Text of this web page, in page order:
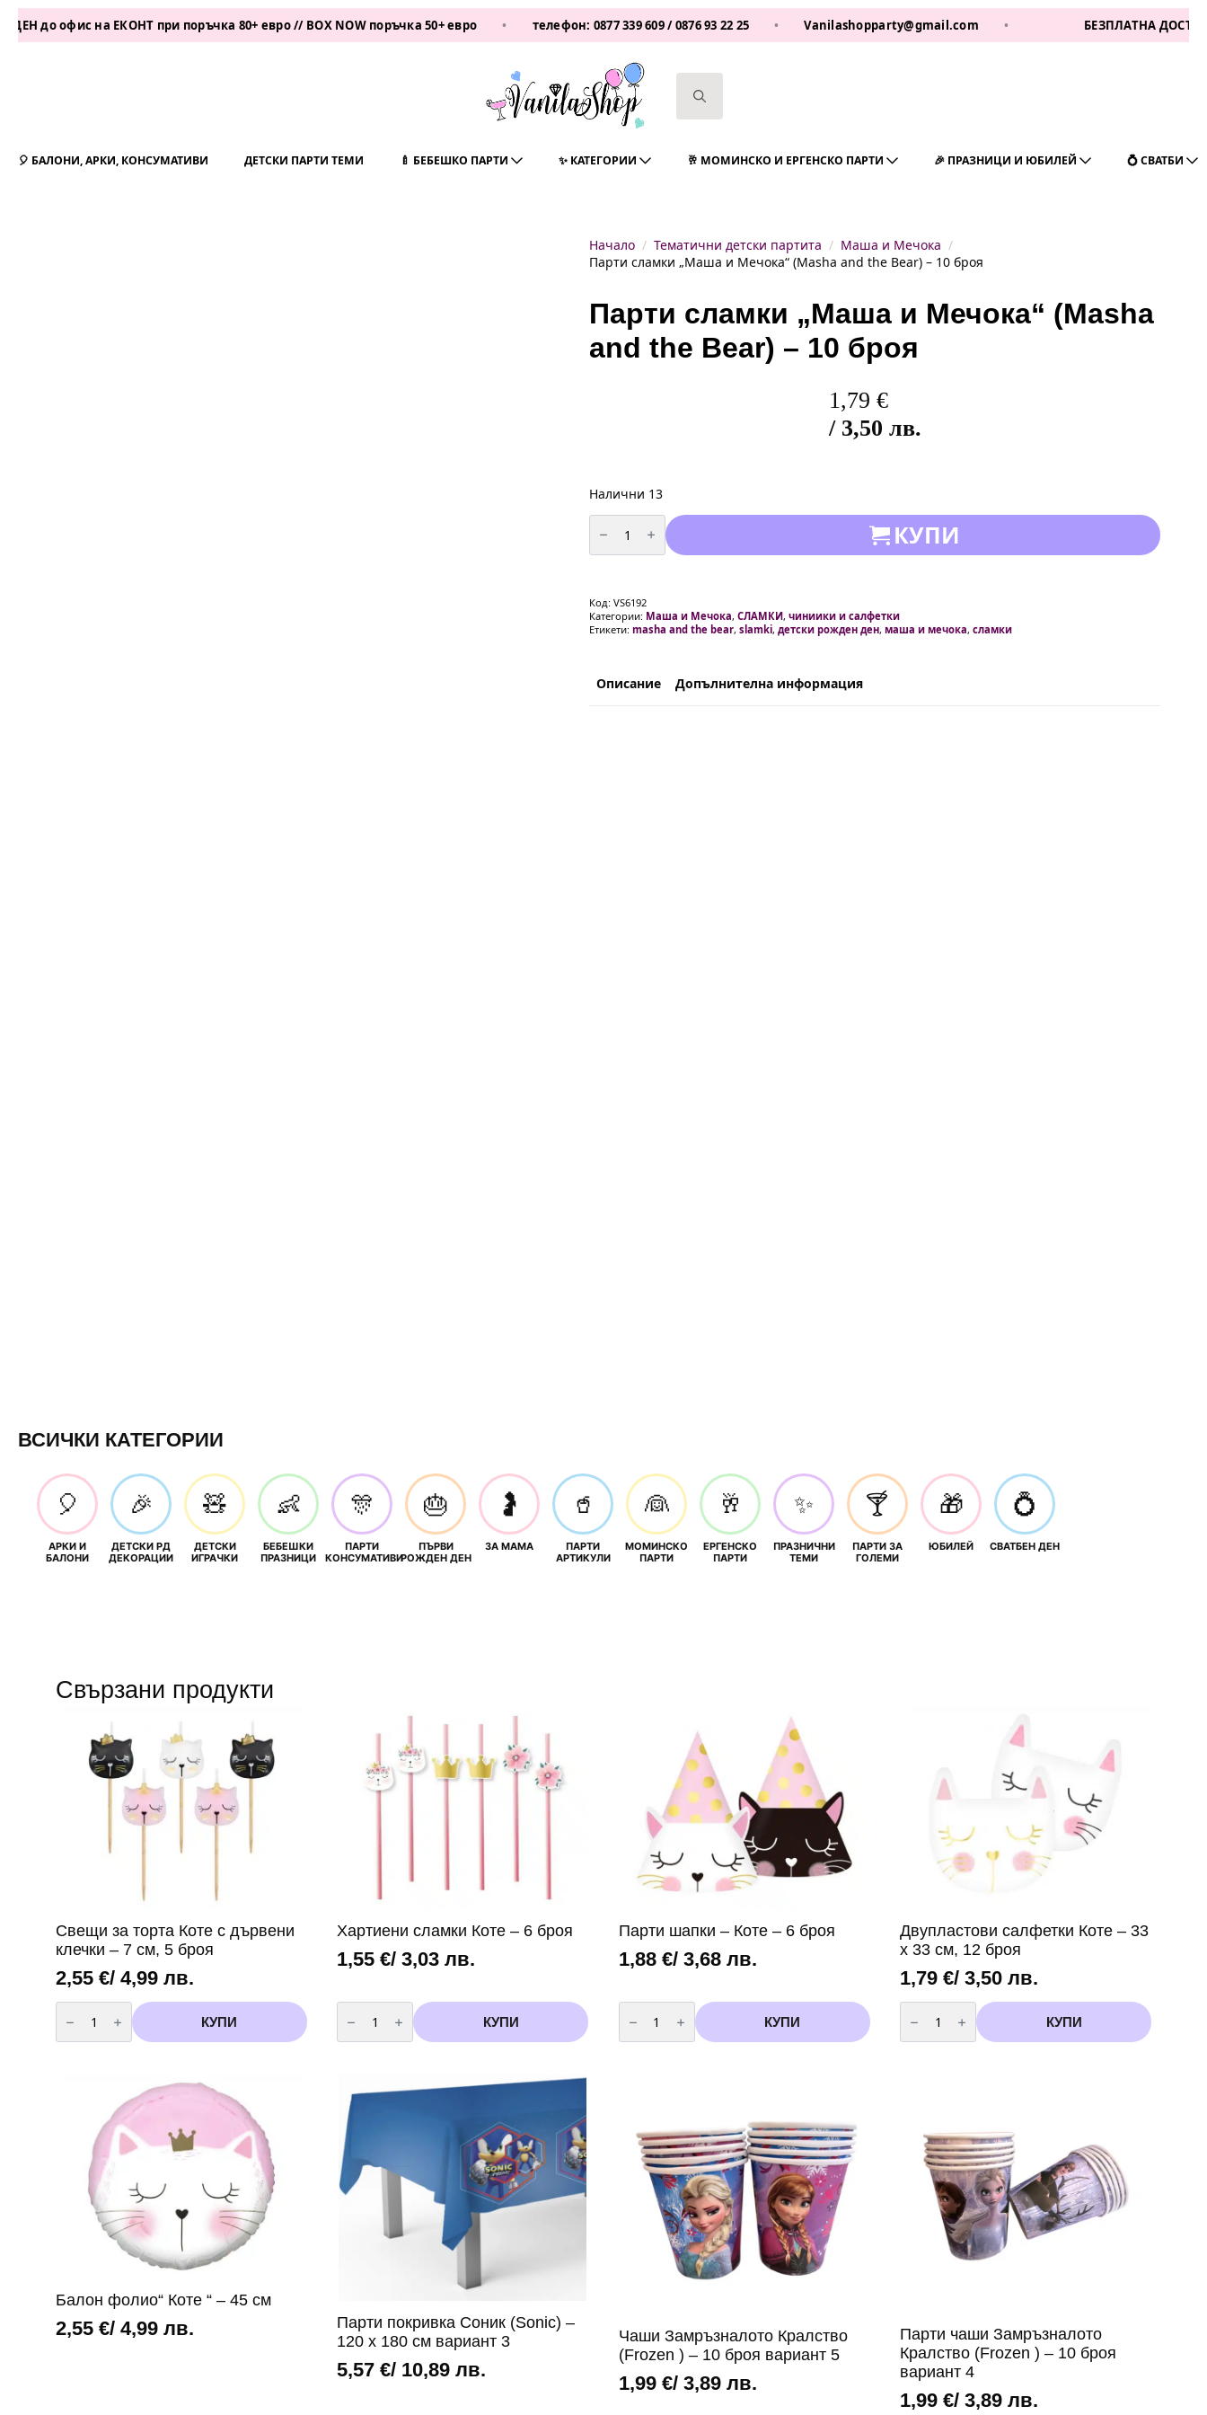
на ЕКОНТ при поръчка 80+ евро // BOX NOW поръчка 50+ евро • телефон:0877 339 609/0876 93 22 25 • Vanilashopparty@gmail.com • БЕЗПЛАТНА ДОСТАВКА ЗА
🎈 БАЛОНИ, АРКИ, КОНСУМАТИВИ ДЕТСКИ ПАРТИ ТЕМИ 🍼 БЕБЕШКО ПАРТИ ✨ КАТЕГОРИИ 🥂 МОМИНСКО И ЕРГЕНСКО ПАРТИ 🎉 ПРАЗНИЦИ И ЮБИЛЕЙ 💍 СВАТБИ
Начало Тематични детски партита
Маша и Мечока
Парти сламки „Маша и Мечока“ (Masha and the Bear) – 10 броя
Парти сламки „Маша и Мечока“ (Masha
and the Bear) – 10 броя
1,79 €
/ 3,50 лв.
Налични 13
количество
за
Парти
сламки
Мечока"
(Masha
and
the
броя
КУПИ
Код: VS6192
Категории: Маша и Мечока, СЛАМКИ, чиниики и салфетки
Етикети: masha and the bear, slamki, детски рожден ден, маша и мечока, сламки
Описание Допълнителна информация
ВСИЧКИ КАТЕГОРИИ
🎈
АРКИ И
БАЛОНИ
🎉
ДЕТСКИ РД
ДЕКОРАЦИИ
🧸
ДЕТСКИ
ИГРАЧКИ
👶
БЕБЕШКИ
ПРАЗНИЦИ
🎊
ПАРТИ
КОНСУМАТИВИ
🎂
ПЪРВИ
РОЖДЕН ДЕН
🤰
ЗА МАМА
🥤
ПАРТИ
АРТИКУЛИ
👰
МОМИНСКО
ПАРТИ
🥂
ЕРГЕНСКО
ПАРТИ
✨
ПРАЗНИЧНИ
ТЕМИ
🍸
ПАРТИ ЗА
ГОЛЕМИ
🎁
ЮБИЛЕЙ
💍
СВАТБЕН ДЕН
Свързани продукти
Свещи за торта Коте с дървени
клечки – 7 см, 5 броя
2,55 €/ 4,99 лв.
количество
за
Свещи
за
КУПИ
Хартиени сламки Коте – 6 броя
1,55€/ 3,03 лв.
количество
за
Хартиени
сламки
броя
КУПИ
Парти шапки – Коте – 6 броя
1,88 €/ 3,68 лв.
количество
за
Парти
шапки
КУПИ
Двупластови салфетки Коте – 33
х 33 см, 12 броя
1,79€/ 3,50 лв.
количество
за
Двупластови
салфетки
броя
КУПИ
Балон фолио“ Коте “ – 45 см
2,55 €/ 4,99 лв.
Парти покривка Соник (Sonic) –
120 х 180 см вариант 3
5,57€/ 10,89 лв.
Чаши Замръзналото Кралство
(Frozen ) – 10 броя вариант 5
1,99 €/ 3,89 лв.
Парти чаши Замръзналото
Кралство (Frozen ) – 10 броя
вариант 4
1,99€/ 3,89 лв.